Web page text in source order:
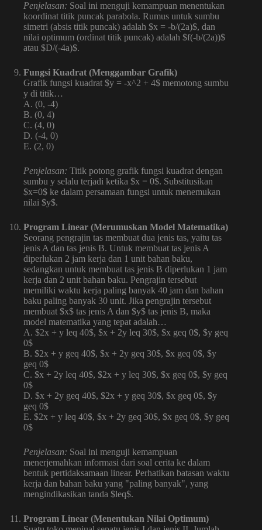
Penjelasan: Soal ini menguji kemampuan menentukan
koordinat titik puncak parabola. Rumus untuk sumbu
simetri (absis titik puncak) adalah $x = -b/(2a)$, dan
nilai optimum (ordinat titik puncak) adalah $f(-b/(2a))$
atau $D/(-4a)$.
Fungsi Kuadrat (Menggambar Grafik)
Grafik fungsi kuadrat $y = -x^2 + 4$ memotong sumbu
y di titik…
A. (0, -4)
B. (0, 4)
C. (4, 0)
D. (-4, 0)
E. (2, 0)
Penjelasan: Titik potong grafik fungsi kuadrat dengan
sumbu y selalu terjadi ketika $x = 0$. Substitusikan
$x=0$ ke dalam persamaan fungsi untuk menemukan
nilai $y$.
Program Linear (Merumuskan Model Matematika)
Seorang pengrajin tas membuat dua jenis tas, yaitu tas
jenis A dan tas jenis B. Untuk membuat tas jenis A
diperlukan 2 jam kerja dan 1 unit bahan baku,
sedangkan untuk membuat tas jenis B diperlukan 1 jam
kerja dan 2 unit bahan baku. Pengrajin tersebut
memiliki waktu kerja paling banyak 40 jam dan bahan
baku paling banyak 30 unit. Jika pengrajin tersebut
membuat $x$ tas jenis A dan $y$ tas jenis B, maka
model matematika yang tepat adalah…
A. $2x + y leq 40$, $x + 2y leq 30$, $x geq 0$, $y geq
0$
B. $2x + y geq 40$, $x + 2y geq 30$, $x geq 0$, $y
geq 0$
C. $x + 2y leq 40$, $2x + y leq 30$, $x geq 0$, $y geq
0$
D. $x + 2y geq 40$, $2x + y geq 30$, $x geq 0$, $y
geq 0$
E. $2x + y leq 40$, $x + 2y geq 30$, $x geq 0$, $y geq
0$
Penjelasan: Soal ini menguji kemampuan
menerjemahkan informasi dari soal cerita ke dalam
bentuk pertidaksamaan linear. Perhatikan batasan waktu
kerja dan bahan baku yang "paling banyak", yang
mengindikasikan tanda $leq$.
Program Linear (Menentukan Nilai Optimum)